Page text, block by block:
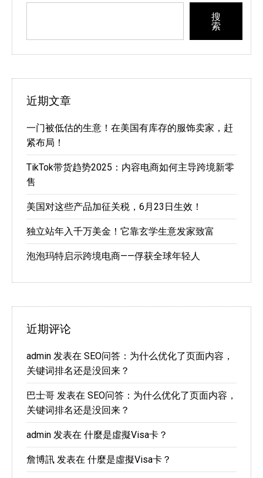
搜
索
近期文章
一门被低估的生意！在美国有库存的服饰卖家，赶
紧布局！
TikTok带货趋势2025：内容电商如何主导跨境新零
售
美国对这些产品加征关税，6月23日生效！
独立站年入千万美金！它靠玄学生意发家致富
泡泡玛特启示跨境电商——俘获全球年轻人
近期评论
admin 发表在 SEO问答：为什么优化了页面内容，
关键词排名还是没回来？
巴士哥 发表在 SEO问答：为什么优化了页面内容，
关键词排名还是没回来？
admin 发表在 什麼是虛擬Visa卡？
詹博訊 发表在 什麼是虛擬Visa卡？